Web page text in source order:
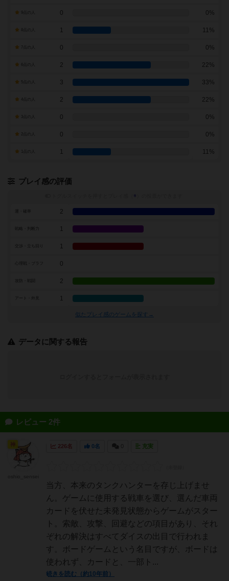
0 0%
1 11%
7点の人 0 0%
2 22%
3 33%
2 22%
0 0%
0 0%
1 11%
プレイ感の評価
※
2
戦略・判断力 1
1
0
2
アート・外見 1
似たプレイ感のゲームを探す→
データに関する報告
レビュー 2件
226名 0名 充実
当方、本来のタンクハンターを存じ上げませ
ん。ゲームに使用する戦車を選び、選んだ車両
カードを伏せた未発見状態からゲームがスター
ト。索敵、攻撃、回避などの項目があり、それ
ぞれの解決はすべてダイスの出目で行われま
す。ボードゲームという名目ですが、ボードは
使われず、カードと、一部ト...
続きを読む（約10年前）
神